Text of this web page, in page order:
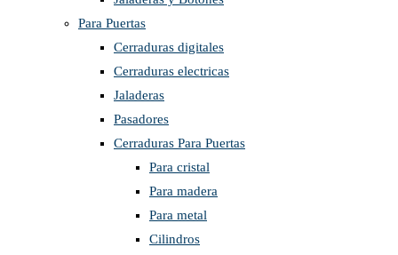
Para Puertas
Cerraduras digitales
Cerraduras electricas
Jaladeras
Pasadores
Cerraduras Para Puertas
Para cristal
Para madera
Para metal
Cilindros